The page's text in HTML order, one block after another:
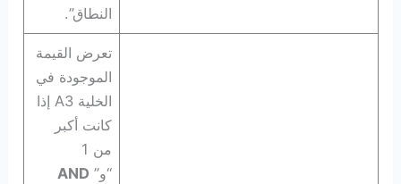
النطاق”.
تعرض القيمة
الموجودة في
الخلية A3 إذا
كانت أكبر
من 1
“و” AND